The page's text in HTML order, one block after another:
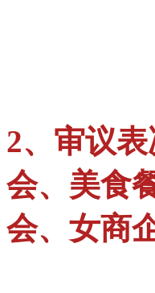
2、审议
会、美食
会、女商